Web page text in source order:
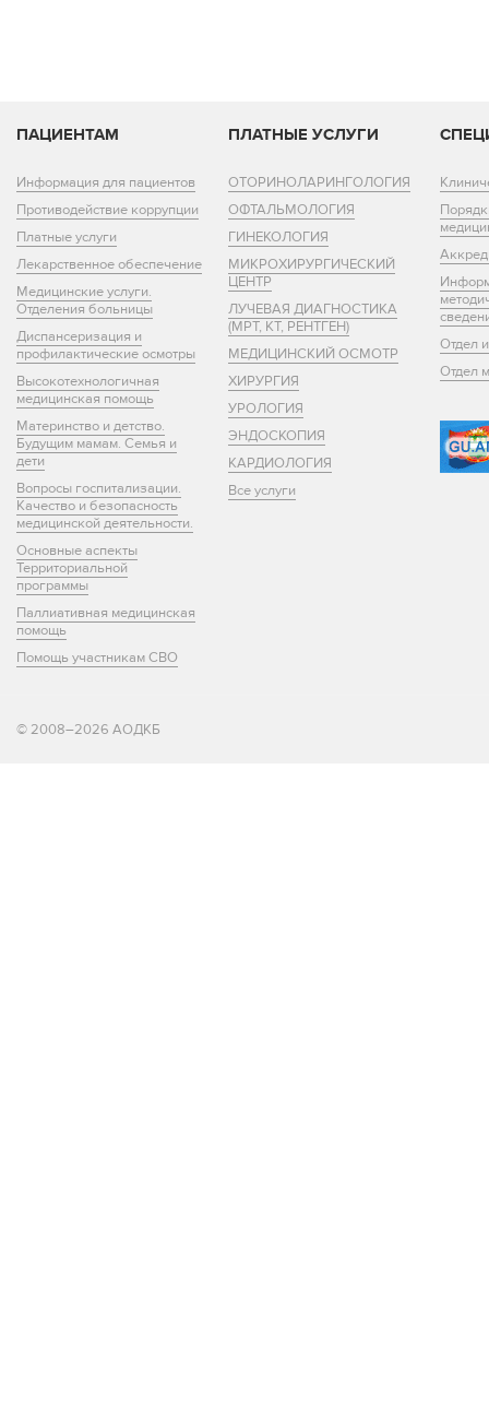
ПАЦИЕНТАМ
Информация для пациентов
Противодействие коррупции
Платные услуги
Лекарственное обеспечение
Медицинские услуги.
Отделения больницы
Диспансеризация и
профилактические осмотры
Высокотехнологичная
медицинская помощь
Материнство и детство.
Будущим мамам. Семья и
дети
Вопросы госпитализации.
Качество и безопасность
медицинской деятельности.
Основные аспекты
Территориальной
программы
Паллиативная медицинская
помощь
Помощь участникам СВО
ПЛАТНЫЕ УСЛУГИ
ОТОРИНОЛАРИНГОЛОГИЯ
ОФТАЛЬМОЛОГИЯ
ГИНЕКОЛОГИЯ
МИКРОХИРУРГИЧЕСКИЙ
ЦЕНТР
ЛУЧЕВАЯ ДИАГНОСТИКА
(МРТ, КТ, РЕНТГЕН)
МЕДИЦИНСКИЙ ОСМОТР
ХИРУРГИЯ
УРОЛОГИЯ
ЭНДОСКОПИЯ
КАРДИОЛОГИЯ
Все услуги
Отдел
Отдел
© 2008–2026 АОДКБ